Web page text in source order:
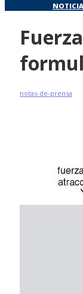
notas-de-prensa